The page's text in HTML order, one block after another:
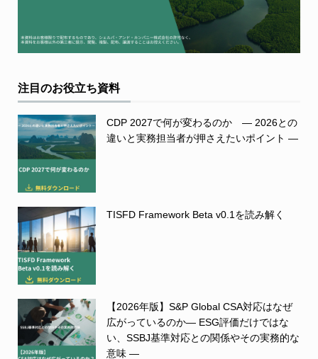
注目のお役立ち資料
CDP 2027で何が変わるのか ― 2026との
違いと実務担当者が押さえたいポイント ―
TISFD Framework Beta v0.1を読み解く
【2026年版】S&P Global CSA対応はなぜ
広がっているのか― ESG評価だけではな
い、SSBJ基準対応との関係やその実務的な
意味 ―